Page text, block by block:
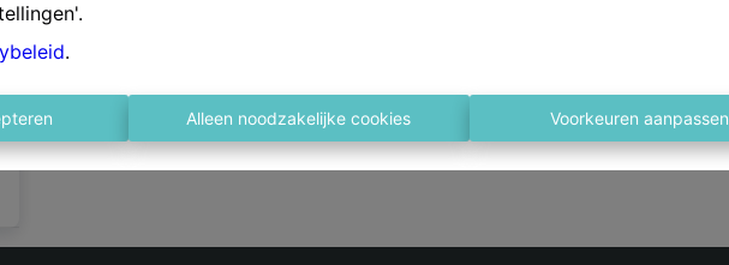
.
Alleen noodzakelijke cookies Voorkeuren aanpassen